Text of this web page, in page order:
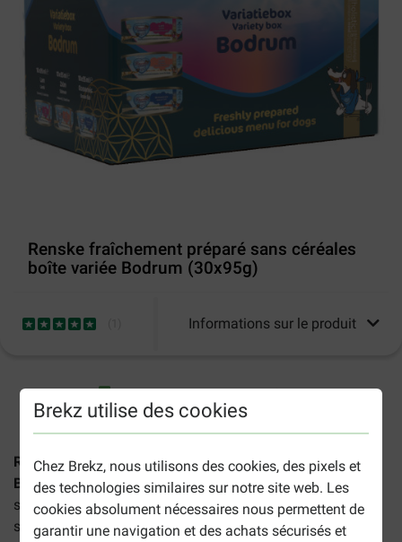
Brekz utilise des cookies
Chez Brekz, nous utilisons des cookies, des pixels et
des technologies similaires sur notre site web. Les
cookies absolument nécessaires nous permettent de
garantir une navigation et des achats sécurisés et
Renske fraîchement préparé sans céréales
boîte variée Bodrum (30x95g)
Informations sur le produit
2-5 jours ouvrables estimés, sauf indication contraire.
Renske fraîchement préparé sans céréales boîte variée
Bodrumest un coffret pratique de repas à base de viande
sans gluten ni céréales pour les chiens à partir de 9
semaines.